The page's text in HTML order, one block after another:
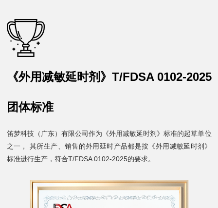
《外用减敏延时剂》T/FDSA 0102-2025
团体标准
笛梦科技（广东）有限公司作为《外用减敏延时剂》标准的起草单位
之一， 其所生产、销售的外用延时产品都是按《外用减敏延时剂》
标准进行生产，符合T/FDSA 0102-2025的要求。